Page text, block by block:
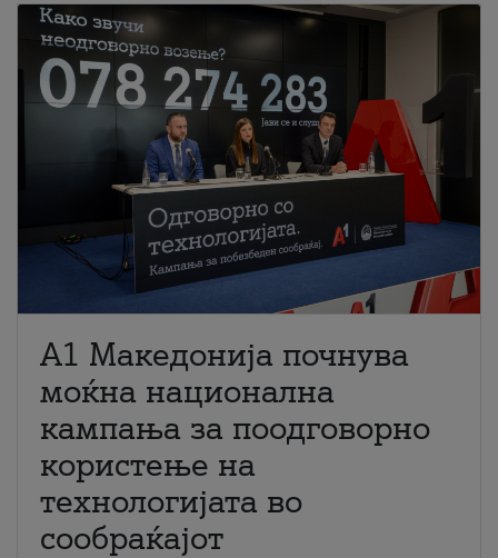
A1 Македонија почнува
моќна национална
кампања за поодговорно
користење на
технологијата во
сообраќајот